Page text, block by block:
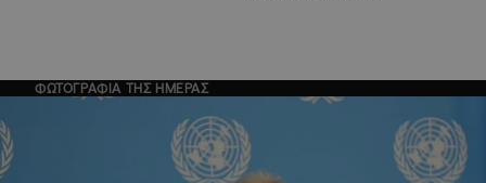
ΦΩΤΟΓΡΑΦΙΑ ΤΗΣ ΗΜΕΡΑΣ